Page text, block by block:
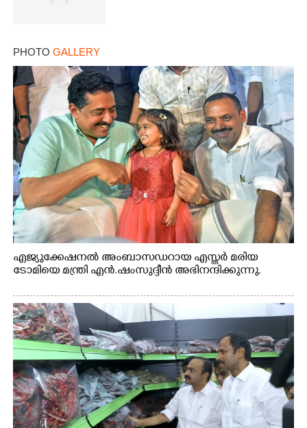
PHOTO GALLERY
എജ്യുക്കേഷനൽ അംബാസഡറായ എസ്തർ മരിയ
ടോമിയെ മന്ത്രി എൻ.ഷംസുദ്ദീൻ അഭിനന്ദിക്കുന്നു.